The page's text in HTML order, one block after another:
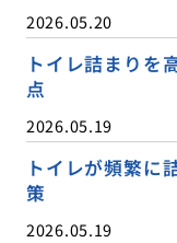
2026.05.20
トイレ詰まりを
点
2026.05.19
トイレが頻繁に
策
2026.05.19